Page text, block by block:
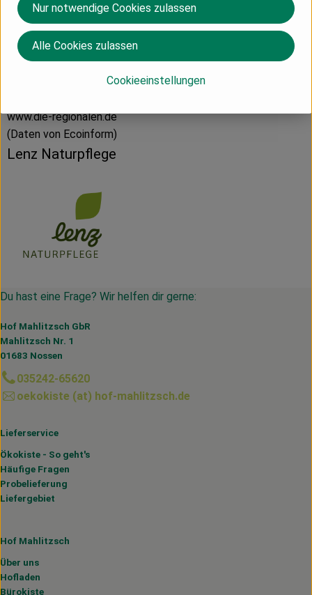
Die Regionalen GmbH
www.die-regionalen.de
(Daten von Ecoinform)
Lenz Naturpflege
Du hast eine Frage? Wir helfen dir gerne:
Hof Mahlitzsch GbR
Mahlitzsch Nr. 1
01683 Nossen
035242-65620
oekokiste (at) hof-mahlitzsch.de
Lieferservice
Ökokiste - So geht's
Häufige Fragen
Probelieferung
Liefergebiet
Hof Mahlitzsch
Über uns
Hofladen
Bürokiste
Cookieeinstellungen
Nur notwendige Cookies zulassen
Alle Cookies zulassen